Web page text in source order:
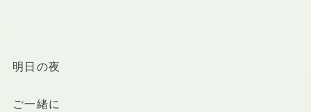
明日の夜
ご一緒に